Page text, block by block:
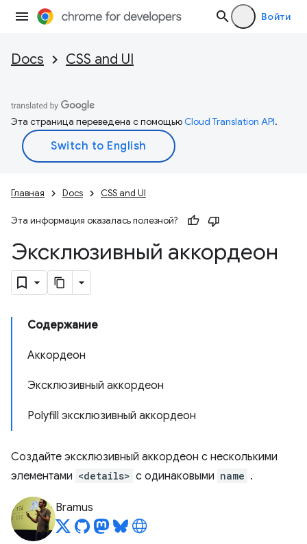
Войти
Docs CSS and UI
Эта страница переведена с помощьюCloud Translation API.
Главная Docs CSS and UI
Эта информация оказалась полезной?
Эксклюзивный аккордеон
Содержание
Аккордеон
Эксклюзивный аккордеон
Polyfill эксклюзивный аккордеон
Создайте эксклюзивный аккордеон с несколькими
элементами <details> с одинаковыми name .
Bramus